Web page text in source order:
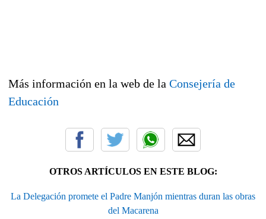
Más información en la web de la Consejería de
Educación
OTROS ARTÍCULOS EN ESTE BLOG:
La Delegación promete el Padre Manjón mientras duran las obras
del Macarena